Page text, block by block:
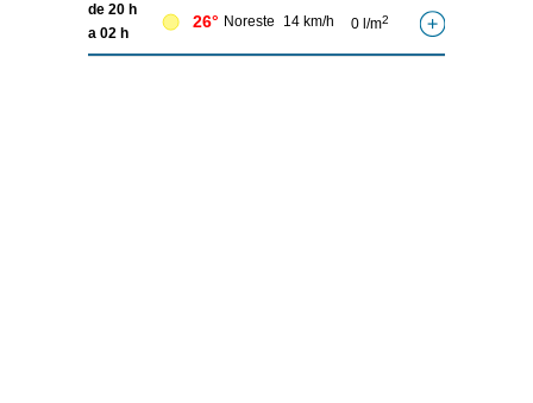
de 20 h
a 02 h
26° Noreste 14 km/h 0 l/m2